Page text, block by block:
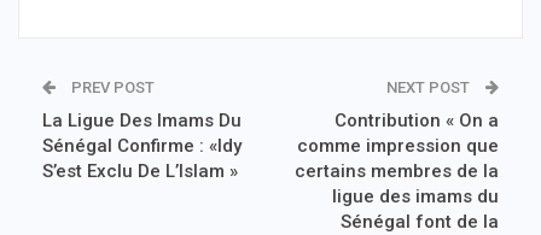
PREV POST
La Ligue Des Imams Du
Sénégal Confirme : «Idy
S’est Exclu De L’Islam »
NEXT POST
Contribution « On a
comme impression que
certains membres de la
ligue des imams du
Sénégal font de la